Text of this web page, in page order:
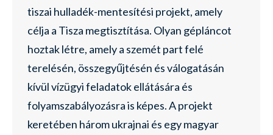
tiszai hulladék-mentesítési projekt, amely
célja a Tisza megtisztítása. Olyan gépláncot
hoztak létre, amely a szemét part felé
terelésén, összegyűjtésén és válogatásán
kívül vízügyi feladatok ellátására és
folyamszabályozásra is képes. A projekt
keretében három ukrajnai és egy magyar